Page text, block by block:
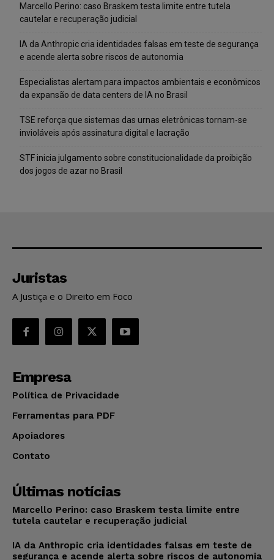
Marcello Perino: caso Braskem testa limite entre tutela
cautelar e recuperação judicial
IA da Anthropic cria identidades falsas em teste de segurança
e acende alerta sobre riscos de autonomia
Especialistas alertam para impactos ambientais e econômicos
da expansão de data centers de IA no Brasil
TSE reforça que sistemas das urnas eletrônicas tornam-se
invioláveis após assinatura digital e lacração
STF inicia julgamento sobre constitucionalidade da proibição
dos jogos de azar no Brasil
Juristas
A Justiça e o Direito em Foco
Empresa
Política de Privacidade
Ferramentas para PDF
Apoiadores
Contato
Últimas notícias
Marcello Perino: caso Braskem testa limite entre
tutela cautelar e recuperação judicial
IA da Anthropic cria identidades falsas em teste de
segurança e acende alerta sobre riscos de autonomia